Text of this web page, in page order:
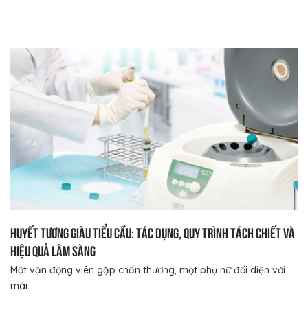
Huyết tương giàu tiểu cầu: Tác dụng, quy trình tách chiết và
hiệu quả lâm sàng
Một vận động viên gặp chấn thương, một phụ nữ đối diện với
mái...